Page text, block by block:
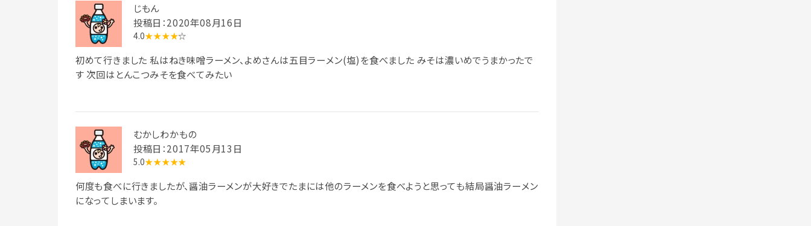
じもん
投稿日：2020年08月16日
4.0★★★★☆
初めて行きました 私はねき味噌ラーメン、よめさんは五目ラーメン(塩)を食べました みそは濃いめでうまかったで
す 次回はとんこつみそを食べてみたい
むかしわかもの
投稿日：2017年05月13日
5.0★★★★★
何度も食べに行きましたが、醤油ラーメンが大好きでたまには他のラーメンを食べようと思っても結局醤油ラーメン
になってしまいます。